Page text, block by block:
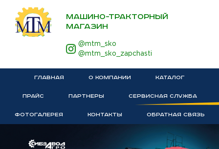
МАШИНО-ТРАКТОРНЫЙ
МАГАЗИН
@mtm_sko
@mtm_sko_zapchasti
ГЛАВНАЯ О КОМПАНИИ КАТАЛОГ
ПРАЙС ПАРТНЕРЫ СЕРВИСНАЯ СЛУЖБА
ФОТОГАЛЕРЕЯ КОНТАКТЫ ОБРАТНАЯ СВЯЗЬ